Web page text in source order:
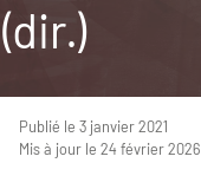
(dir.)
Publié le 3 janvier 2021
Mis à jour le 24 février 2026